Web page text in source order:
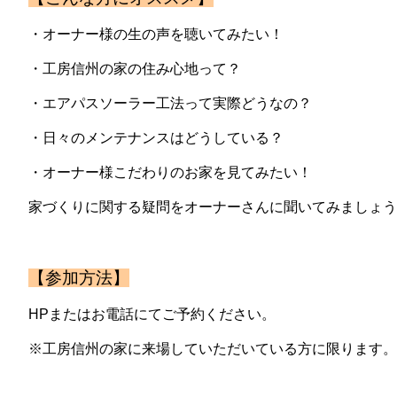
・オーナー様の生の声を聴いてみたい！
・工房信州の家の住み心地って？
・エアパスソーラー工法って実際どうなの？
・日々のメンテナンスはどうしている？
・オーナー様こだわりのお家を見てみたい！
家づくりに関する疑問をオーナーさんに聞いてみましょ
【参加方法】
HPまたはお電話にてご予約ください。
※工房信州の家に来場していただいている方に限ります。